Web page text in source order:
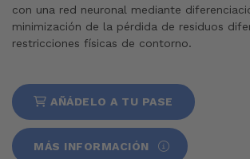
con una red neuronal mediante
minimización de la pérdida de residuos
restricciones físicas de contorno.
AÑÁDELO A TU PASE
MÁS INFORMACIÓN